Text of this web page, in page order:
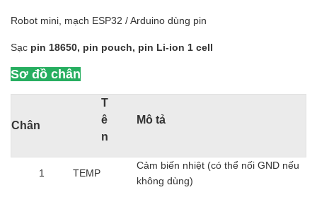
Robot mini, mạch ESP32 / Arduino dùng pin
Sạc pin 18650, pin pouch, pin Li-ion 1 cell
Sơ đồ chân
Chân
T
ê
n
Mô tả
1 TEMP
Cảm biến nhiệt (có thể nối GND nếu
không dùng)